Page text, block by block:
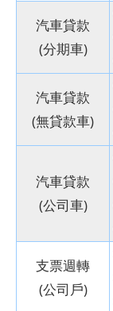
汽車貸款
(分期車)
汽車貸款
(無貸款車)
汽車貸款
(公司車)
支票週轉
(公司戶)